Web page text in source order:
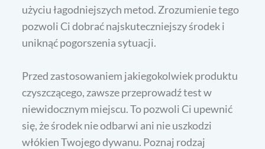
użyciu łagodniejszych metod. Zrozumienie tego
pozwoli Ci dobrać najskuteczniejszy środek i
uniknąć pogorszenia sytuacji.
Przed zastosowaniem jakiegokolwiek produktu
czyszczącego, zawsze przeprowadź test w
niewidocznym miejscu. To pozwoli Ci upewnić
się, że środek nie odbarwi ani nie uszkodzi
włókien Twojego dywanu. Poznaj rodzaj